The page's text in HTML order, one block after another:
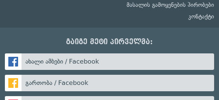
მასალის გამოყენების პირობები
კონტაქტი
გაიგე მეტი პირველმა:
ახალი ამბები / Facebook
გართობა / Facebook